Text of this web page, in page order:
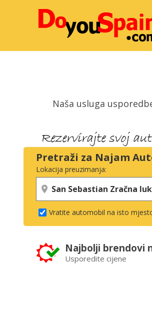
Naša usluga
Pretraži za Najam
Lokacija preuzimanja:
Vratite automobil na isto
Najbolji brendovi
Usporedite cijene